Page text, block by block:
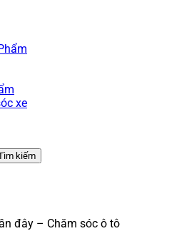
xe
kiếm
đây – Chăm sóc ô tô